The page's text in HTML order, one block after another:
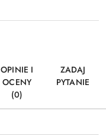
OPINIE I
OCENY
(0)
ZADAJ
PYTANIE